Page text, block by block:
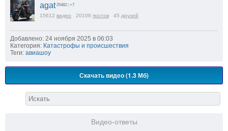
agat 25482 | +7
15612 видео 20106 постов 45 друзей
Добавлено: 24 ноября 2025 в 06:03
Категория: Катастрофы и происшествия
Теги: авиашоу
Скачать видео (1.3 Мб)
Видео-ответы